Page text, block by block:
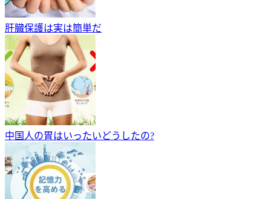
肝臓保護は実は簡単だ
中国人の胃はいったいどうしたの?